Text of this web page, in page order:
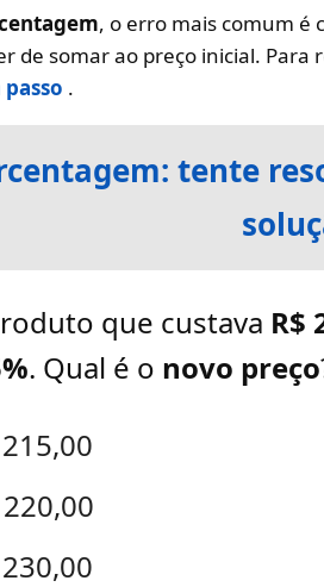
, o erro mais comum é
de somar ao preço inicial. Para
passo .
tente
que custava R$
. Qual é o novo preço